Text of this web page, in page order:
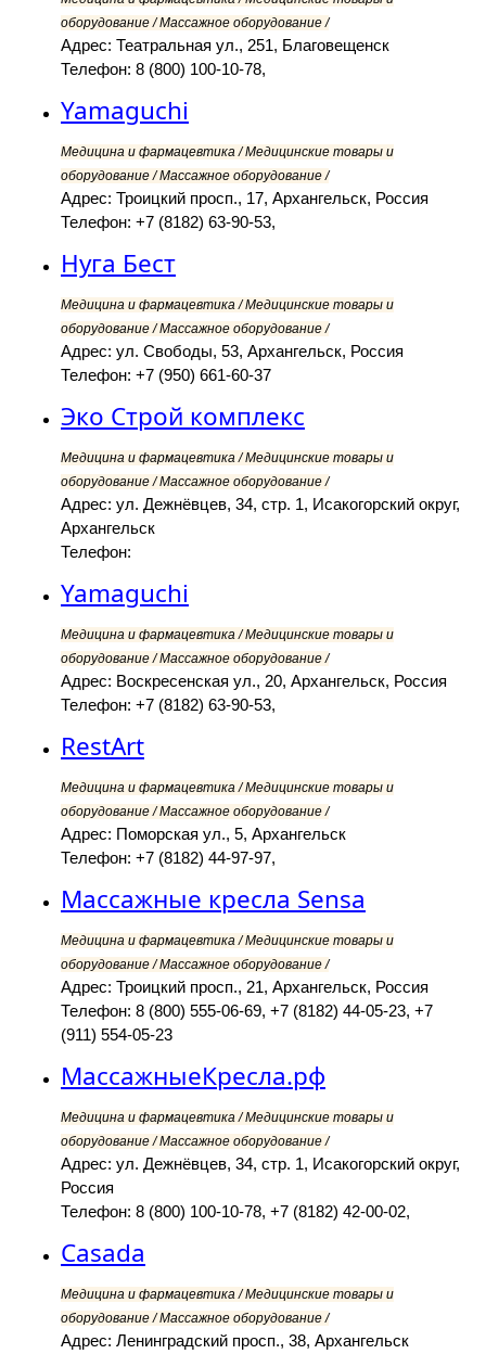
оборудование / Массажное оборудование /
Адрес: Театральная ул., 251, Благовещенск
Телефон: 8 (800) 100-10-78,
Yamaguchi
Медицина и фармацевтика / Медицинские товары и
оборудование / Массажное оборудование /
Адрес: Троицкий просп., 17, Архангельск, Россия
Телефон: +7 (8182) 63-90-53,
Нуга Бест
Медицина и фармацевтика / Медицинские товары и
оборудование / Массажное оборудование /
Адрес: ул. Свободы, 53, Архангельск, Россия
Телефон: +7 (950) 661-60-37
Эко Строй комплекс
Медицина и фармацевтика / Медицинские товары и
оборудование / Массажное оборудование /
Адрес: ул. Дежнёвцев, 34, стр. 1, Исакогорский округ,
Архангельск
Телефон:
Yamaguchi
Медицина и фармацевтика / Медицинские товары и
оборудование / Массажное оборудование /
Адрес: Воскресенская ул., 20, Архангельск, Россия
Телефон: +7 (8182) 63-90-53,
RestArt
Медицина и фармацевтика / Медицинские товары и
оборудование / Массажное оборудование /
Адрес: Поморская ул., 5, Архангельск
Телефон: +7 (8182) 44-97-97,
Массажные кресла Sensa
Медицина и фармацевтика / Медицинские товары и
оборудование / Массажное оборудование /
Адрес: Троицкий просп., 21, Архангельск, Россия
Телефон: 8 (800) 555-06-69, +7 (8182) 44-05-23, +7
(911) 554-05-23
МассажныеКресла.рф
Медицина и фармацевтика / Медицинские товары и
оборудование / Массажное оборудование /
Адрес: ул. Дежнёвцев, 34, стр. 1, Исакогорский округ,
Россия
Телефон: 8 (800) 100-10-78, +7 (8182) 42-00-02,
Casada
Медицина и фармацевтика / Медицинские товары и
оборудование / Массажное оборудование /
Адрес: Ленинградский просп., 38, Архангельск